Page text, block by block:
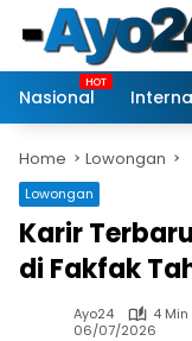
content
Nasional
Home Lowongan
Lowongan
Karir
di Fakfak
Ayo24
4
06/07/2026